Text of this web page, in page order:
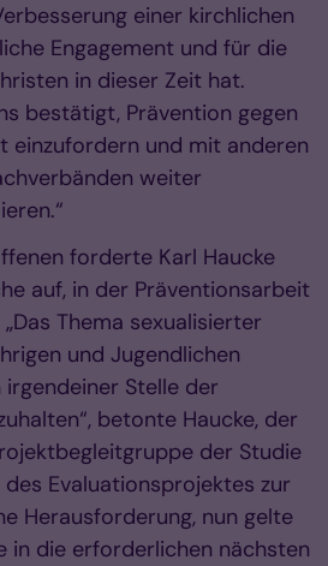
einer kirchlichen
Engagement und für die
in dieser Zeit hat.
bestätigt, Prävention gegen
einzufordern und mit anderen
weiter
forderte Karl Haucke
auf, in der Präventionsarbeit
Thema sexualisierter
und Jugendlichen
Stelle der
betonte Haucke, der
der Studie
des Evaluationsprojektes zur
Herausforderung, nun gelte
in die erforderlichen nächsten